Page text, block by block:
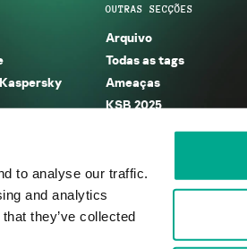
to analyse our traffic.
and analytics
they’ve collected
OUTRAS SECÇÕES
Arquivo
Todas as tags
Ameaças
KSB 2025